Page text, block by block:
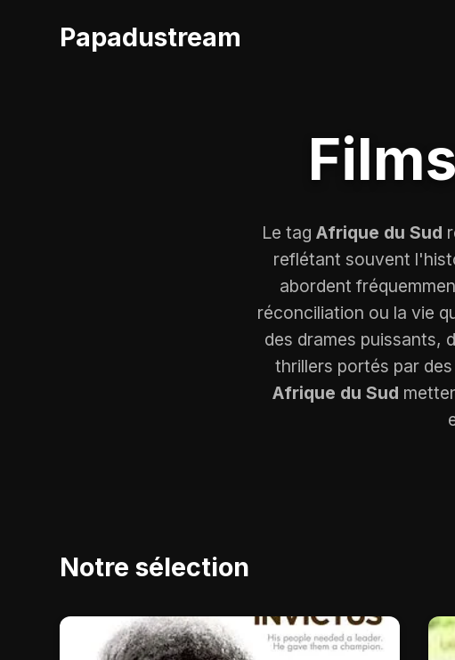
Papadustream
Le tag Afrique du Sud
reflétant souvent
abordent
réconciliation ou la vie
des drames puissants,
thrillers portés par
Afrique du Sud
Notre sélection